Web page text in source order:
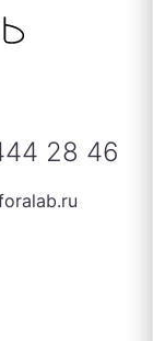
28 46